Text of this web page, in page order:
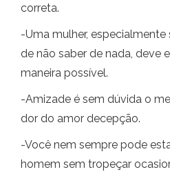
correta.
-Uma mulher,
de não saber de nada, deve
maneira possível.
-Amizade é sem dúvida o
dor do amor decepção.
-Você nem sempre pode
homem sem tropeçar